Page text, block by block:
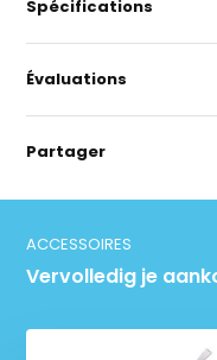
Spécifications
Évaluations
Partager
ACCESSOIRES
Vervolledig je